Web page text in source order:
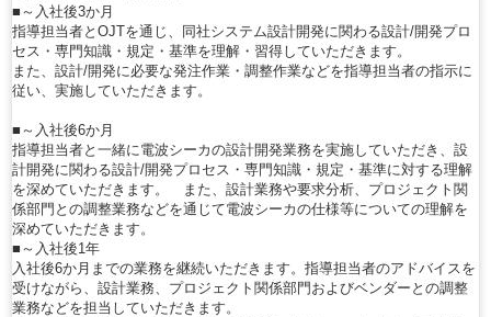
■～入社後3か月
指導担当者とOJTを通じ、同社システム設計開発に関わる設計/開発プロ
セス・専門知識・規定・基準を理解・習得していただきます。
また、設計/開発に必要な発注作業・調整作業などを指導担当者の指示に
従い、実施していただきます。
■～入社後6か月
指導担当者と一緒に電波シーカの設計開発業務を実施していただき、設
計開発に関わる設計/開発プロセス・専門知識・規定・基準に対する理解
を深めていただきます。 また、設計業務や要求分析、プロジェクト関
係部門との調整業務などを通じて電波シーカの仕様等についての理解を
深めていただきます。
■～入社後1年
入社後6か月までの業務を継続いただきます。指導担当者のアドバイスを
受けながら、設計業務、プロジェクト関係部門およびベンダーとの調整
業務などを担当していただきます。